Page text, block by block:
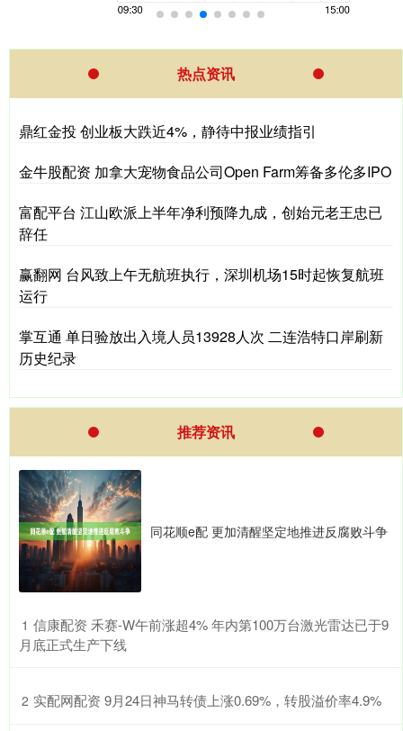
热点资讯
鼎红金投 创业板大跌近4%，静待中报业绩指引
金牛股配资 加拿大宠物食品公司Open Farm筹备多伦多IPO
富配平台 江山欧派上半年净利预降九成，创始元老王忠已
辞任
赢翻网 台风致上午无航班执行，深圳机场15时起恢复航班
运行
掌互通 单日验放出入境人员13928人次 二连浩特口岸刷新
历史纪录
推荐资讯
同花顺e配 更加清醒坚定地推进反腐败斗争
1 ​信康配资 禾赛-W午前涨超4% 年内第100万台激光雷达已于9
月底正式生产下线
2 ​实配网配资 9月24日神马转债上涨0.69%，转股溢价率4.9%